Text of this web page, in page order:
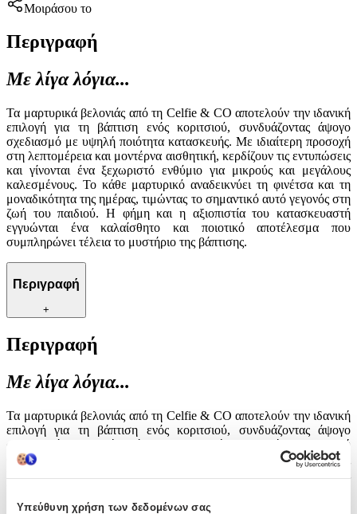
Υπεύθυνη χρήση των δεδομένων σας
Μοιράσου το
Περιγραφή
Με λίγα λόγια...
Τα μαρτυρικά βελονιάς από τη Celfie & CO αποτελούν την ιδανική
επιλογή για τη βάπτιση ενός κοριτσιού, συνδυάζοντας άψογο
σχεδιασμό με υψηλή ποιότητα κατασκευής. Με ιδιαίτερη προσοχή
στη λεπτομέρεια και μοντέρνα αισθητική, κερδίζουν τις εντυπώσεις
και γίνονται ένα ξεχωριστό ενθύμιο για μικρούς και μεγάλους
καλεσμένους. Το κάθε μαρτυρικό αναδεικνύει τη φινέτσα και τη
μοναδικότητα της ημέρας, τιμώντας το σημαντικό αυτό γεγονός στη
ζωή του παιδιού. Η φήμη και η αξιοπιστία του κατασκευαστή
εγγυώνται ένα καλαίσθητο και ποιοτικό αποτέλεσμα που
συμπληρώνει τέλεια το μυστήριο της βάπτισης.
Περιγραφή
+
Περιγραφή
Με λίγα λόγια...
Τα μαρτυρικά βελονιάς από τη Celfie & CO αποτελούν την ιδανική
επιλογή για τη βάπτιση ενός κοριτσιού, συνδυάζοντας άψογο
σχεδιασμό με υψηλή ποιότητα κατασκευής. Με ιδιαίτερη προσοχή
στη λεπτομέρεια και μοντέρνα αισθητική, κερδίζουν τις εντυπώσεις
μοναδικότητα της ημέρας, τιμώντας το σημαντικό αυτό γεγονός στη